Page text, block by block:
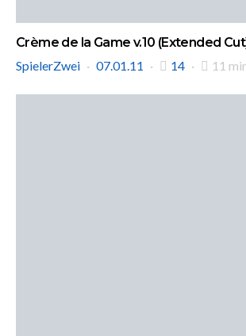
Crème de la Game v.10 (Extended
SpielerZwei
07.01.11 14 11